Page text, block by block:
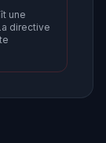
une
directive